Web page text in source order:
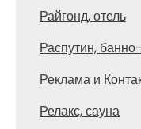
Райгонд, отель
Распутин,
Реклама и
Релакс, сауна